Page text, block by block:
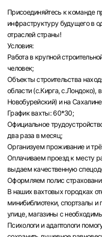
Ульяновск
Курган
Уфа
Присоединяйтесь к команде
инфраструктуру будущего в
отраслей страны!
Условия:
Работа в крупной
человек;
Объекты строительства
области (с.Кирга, с.Лондоко),
Новобурейский) и на Сахалине
График вахты: 60*30;
Официальное
два раза в месяц;
Организуем проживание и
Оплачиваем проезд к месту
выдаем качественную
Оформляем полис
В наших вахтовых городках
минибиблиотеки, спортзалы
улице, магазины с
Психологи и адаптологи